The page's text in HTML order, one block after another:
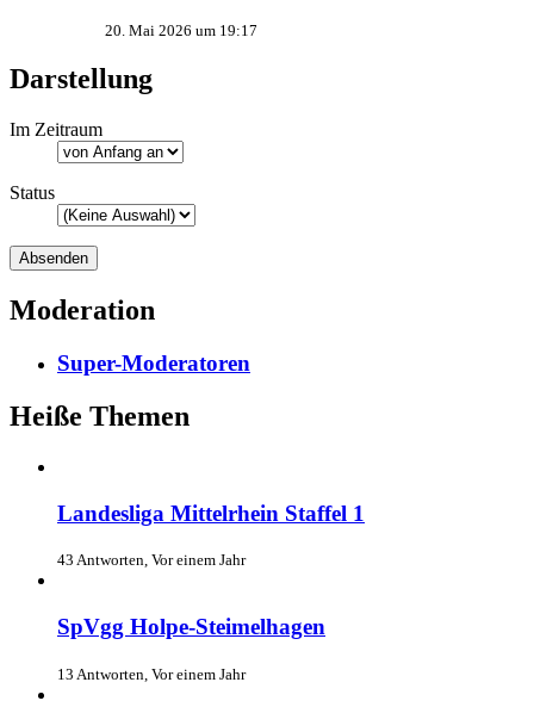
20. Mai 2026 um 19:17
Darstellung
Im Zeitraum
Status
Moderation
Super-Moderatoren
Heiße Themen
Landesliga Mittelrhein Staffel 1
43 Antworten, Vor einem Jahr
SpVgg Holpe-Steimelhagen
13 Antworten, Vor einem Jahr